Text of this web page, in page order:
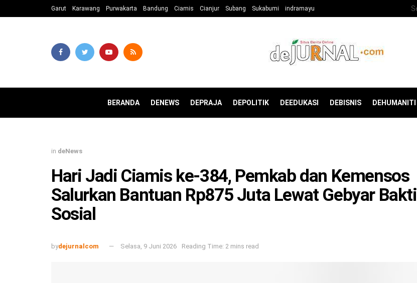
Garut Karawang Purwakarta Bandung Ciamis Cianjur Subang Sukabumi indramayu
BERANDA DENEWS DEPRAJA DEPOLITIK DEEDUKASI DEBISNIS DEHUMANITI
in deNews
Hari Jadi Ciamis ke-384, Pemkab dan Kemensos
Salurkan Bantuan Rp875 Juta Lewat Gebyar Bakti
Sosial
bydejurnalcom Selasa, 9 Juni 2026 Reading Time: 2 mins read